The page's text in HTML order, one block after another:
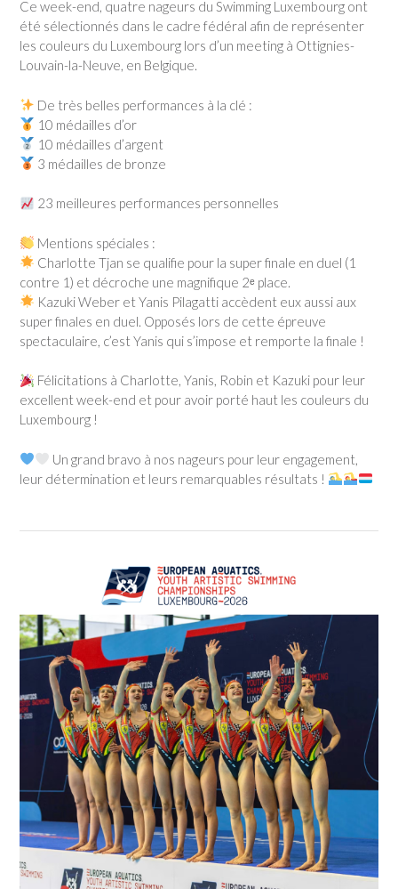
Ce week-end, quatre nageurs du Swimming Luxembourg ont
été sélectionnés dans le cadre fédéral afin de représenter
les couleurs du Luxembourg lors d’un meeting à Ottignies-
Louvain-la-Neuve, en Belgique.
De très belles performances à la clé :
10 médailles d’or
10 médailles d’argent
3 médailles de bronze
23 meilleures performances personnelles
Mentions spéciales :
Charlotte Tjan se qualifie pour la super finale en duel (1
contre 1) et décroche une magnifique 2ᵉ place.
Kazuki Weber et Yanis Pilagatti accèdent eux aussi aux
super finales en duel. Opposés lors de cette épreuve
spectaculaire, c’est Yanis qui s’impose et remporte la finale !
Félicitations à Charlotte, Yanis, Robin et Kazuki pour leur
excellent week-end et pour avoir porté haut les couleurs du
Luxembourg !
Un grand bravo à nos nageurs pour leur engagement,
leur détermination et leurs remarquables résultats !